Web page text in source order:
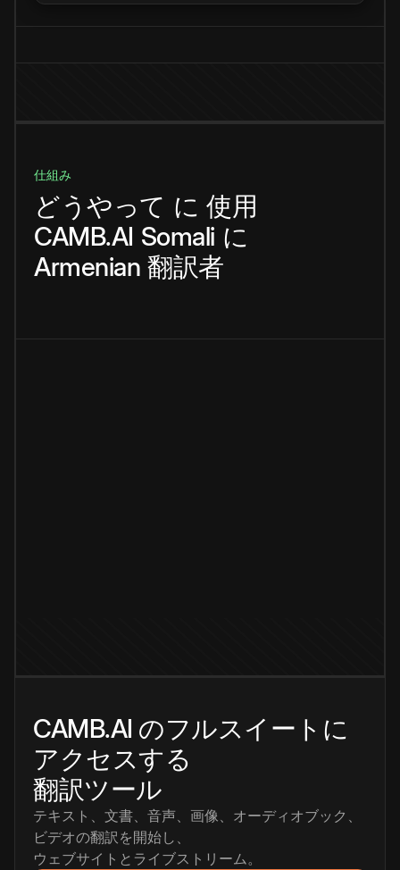
仕組み
どうやって に 使用
CAMB.AI Somali に
Armenian 翻訳者
CAMB.AI のフルスイートに
アクセスする
翻訳ツール
テキスト、文書、音声、画像、オーディオブック、
ビデオの翻訳を開始し、
ウェブサイトとライブストリーム。